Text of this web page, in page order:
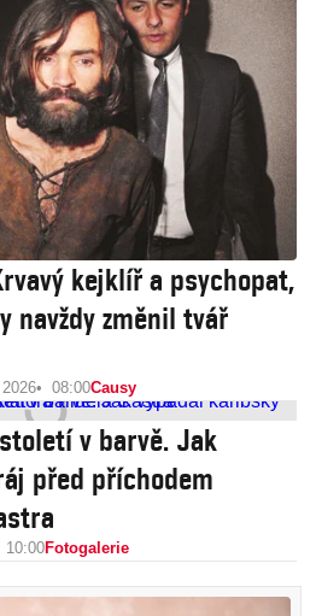
kejklíř a psychopat,
navždy změnil tvář
08:00Causy
v barvě. Jak
před příchodem
10:00Fotogalerie